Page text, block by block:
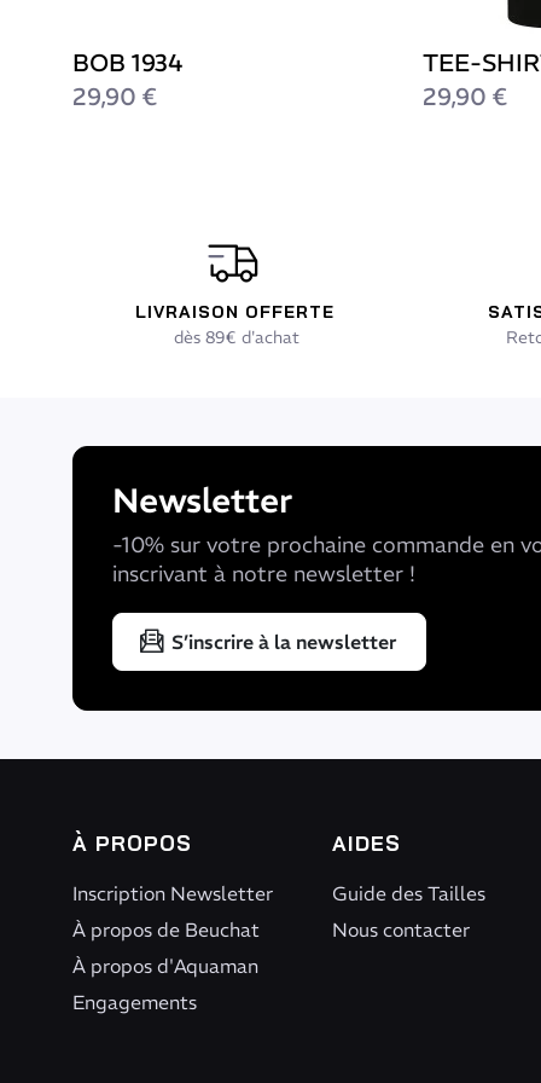
BOB 1934
29,90 €
TEE-
29,90 €
LIVRAISON OFFERTE
dès 89€ d'achat
Newsletter
-10% sur votre prochaine commande en
inscrivant à notre newsletter !
S’inscrire à la newsletter
À PROPOS
Inscription Newsletter
À propos de Beuchat
À propos d'Aquaman
Engagements
AIDES
Guide des Tailles
Nous contacter